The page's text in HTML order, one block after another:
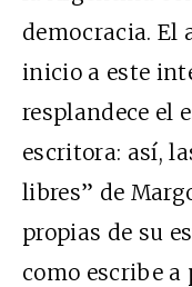
democracia. El
inicio a este
resplandece el
escritora: así,
libres” de
propias de su
como escribe a